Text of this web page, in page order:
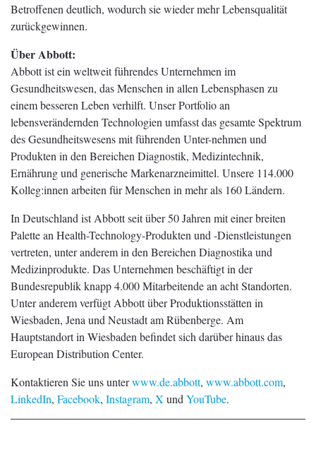
Betroffenen deutlich, wodurch sie wieder mehr Lebensqualität
zurückgewinnen.
Über Abbott:
Abbott ist ein weltweit führendes Unternehmen im
Gesundheitswesen, das Menschen in allen Lebensphasen zu
einem besseren Leben verhilft. Unser Portfolio an
lebensverändernden Technologien umfasst das gesamte Spektrum
des Gesundheitswesens mit führenden Unter-nehmen und
Produkten in den Bereichen Diagnostik, Medizintechnik,
Ernährung und generische Markenarzneimittel. Unsere 114.000
Kolleg:innen arbeiten für Menschen in mehr als 160 Ländern.
In Deutschland ist Abbott seit über 50 Jahren mit einer breiten
Palette an Health-Technology-Produkten und -Dienstleistungen
vertreten, unter anderem in den Bereichen Diagnostika und
Medizinprodukte. Das Unternehmen beschäftigt in der
Bundesrepublik knapp 4.000 Mitarbeitende an acht Standorten.
Unter anderem verfügt Abbott über Produktionsstätten in
Wiesbaden, Jena und Neustadt am Rübenberge. Am
Hauptstandort in Wiesbaden befindet sich darüber hinaus das
European Distribution Center.
Kontaktieren Sie uns unterwww.de.abbott, www.abbott.com,
LinkedIn, Facebook, Instagram, X und YouTube.